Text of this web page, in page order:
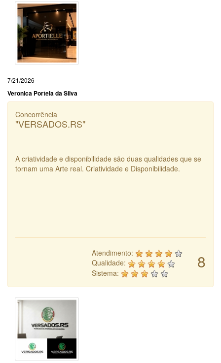
7/21/2026
Veronica Portela da Silva
Concorrência
"VERSADOS.RS"
A criatividade e disponibilidade são duas qualidades que se
tornam uma Arte real. Criatividade e Disponibilidade.
8
Atendimento:
Qualidade:
Sistema: